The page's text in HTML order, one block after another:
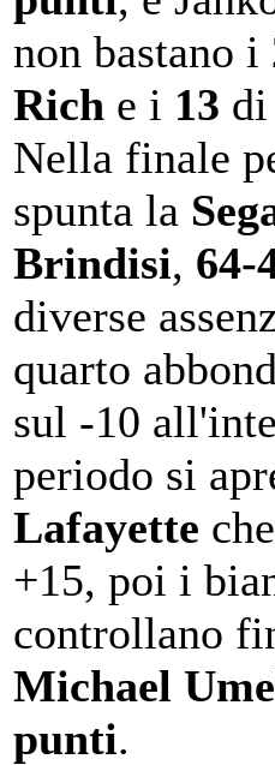
non bastano i
Rich e i 13 di
Nella finale
spunta la
Brindisi, 64-
diverse
quarto
sul -10
periodo si
Lafayette
+15, poi i
controllano
Michael
punti.